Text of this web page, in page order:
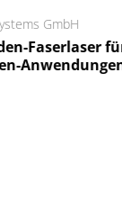
GmbH
Faserlaser für
Anwendungen